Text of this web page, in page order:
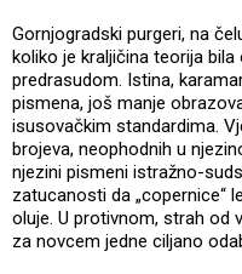
Gornjogradski purgeri, na
koliko je kraljičina teorija
predrasudom. Istina,
pismena, još manje
isusovačkim standardima.
brojeva, neophodnih u
njezini pismeni istražno-
zatucanosti da „copernice“
oluje. U protivnom, strah od
za novcem jedne ciljano